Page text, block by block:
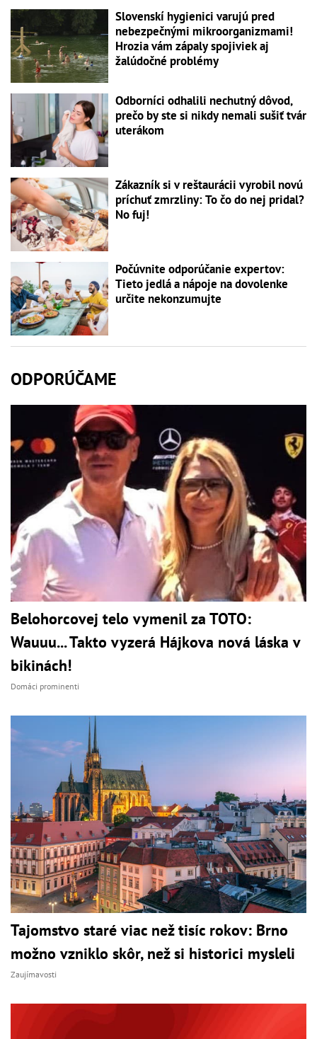
Slovenskí hygienici varujú pred
nebezpečnými mikroorganizmami!
Hrozia vám zápaly spojiviek aj
žalúdočné problémy
Odborníci odhalili nechutný dôvod,
prečo by ste si nikdy nemali sušiť tvár
uterákom
Zákazník si v reštaurácii vyrobil novú
príchuť zmrzliny: To čo do nej pridal?
No fuj!
Počúvnite odporúčanie expertov:
Tieto jedlá a nápoje na dovolenke
určite nekonzumujte
ODPORÚČAME
Belohorcovej telo vymenil za TOTO:
Wauuu... Takto vyzerá Hájkova nová láska v
bikinách!
Domáci prominenti
Tajomstvo staré viac než tisíc rokov: Brno
možno vzniklo skôr, než si historici mysleli
Zaujímavosti